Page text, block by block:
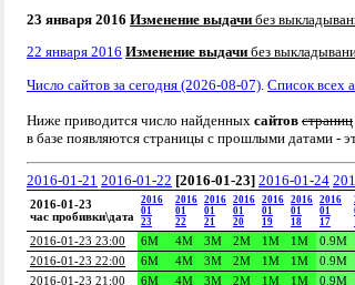
23 января 2016 Изменение выдачи без
22 января 2016 Изменение выдачи без
Число сайтов за сегодня (2026-08-07) Список всех
Ниже приводится число найденных сайтов страниц
в базе появляются страницы с прошлыми датами -
2016-01-21 2016-01-22 [2016-01-23] 2016-01-24
2016-01-23
час пробивки\дата
2016
01
23
2016
01
22
2016
01
21
2016
01
20
2016
01
19
2016
01
18
2016
01
17
2016-01-23 23:00 6M 4M 3M 2M 1M 1M 0.9M
2016-01-23 22:00
6M 4M 3M 2M 1M 1M 0.9M
2016-01-23 21:00
6M 4M 3M 2M 1M 1M 0.9M